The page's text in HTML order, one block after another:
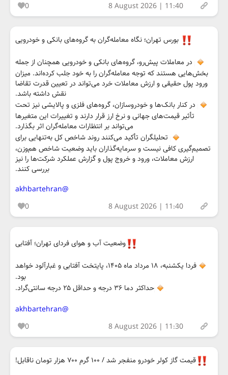
0
8 August 2026 | 11:40
بورس تهران؛ نگاه معامله‌گران به گروه‌های بانکی و خودرویی
در معاملات پیش‌رو، گروه‌های بانکی و خودرویی همچنان از جمله
بخش‌هایی هستند که توجه معامله‌گران را به خود جلب کرده‌اند. میزان
ورود پول حقیقی و ارزش معاملات خرد می‌تواند در تعیین قدرت تقاضا
نقش داشته باشد.
در کنار بانک‌ها و خودروسازان، گروه‌های فلزی و پالایشی نیز تحت
تأثیر قیمت‌های جهانی و نرخ ارز قرار دارند و تغییرات این متغیرها
می‌تواند بر انتظارات معامله‌گران اثر بگذارد.
تحلیلگران تأکید می‌کنند روند شاخص کل به‌تنهایی برای
تصمیم‌گیری کافی نیست و سرمایه‌گذاران باید وضعیت شاخص هم‌وزن،
ارزش معاملات، ورود و خروج پول و گزارش عملکرد شرکت‌ها را نیز
بررسی کنند.
@akhbartehran
0
8 August 2026 | 11:40
وضعیت آب و هوای فردای تهران؛ آفتابی
فردا یکشنبه، ۱۸ مرداد ماه ۱۴۰۵، پایتخت آفتابی و غبارآلود خواهد
بود.
حداکثر دما ۳۶ درجه و حداقل ۲۵ درجه سانتی‌گراد.
@akhbartehran
0
8 August 2026 | 11:30
قیمت گاز کولر خودرو منفجر شد / ۱۰۰ گرم ۷۰۰ هزار تومان ناقابل!